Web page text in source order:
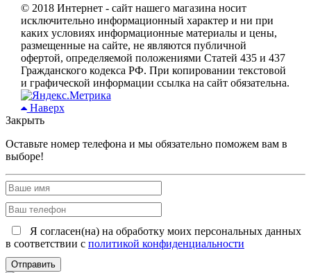
© 2018 Интернет - сайт нашего магазина носит
исключительно информационный характер и ни при
каких условиях информационные материалы и цены,
размещенные на сайте, не являются публичной
офертой, определяемой положениями Статей 435 и 437
Гражданского кодекса РФ. При копировании текстовой
и графической информации ссылка на сайт обязательна.
Наверх
Закрыть
Оставьте номер телефона и мы обязательно поможем вам в
выборе!
Я согласен(на) на обработку моих персональных данных
в соответствии с политикой конфиденциальности